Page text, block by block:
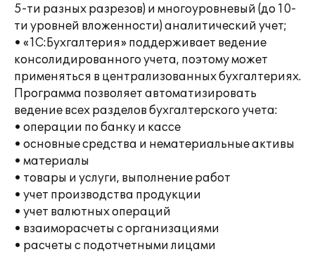
5-ти разных разрезов) и многоуровневый (до 10-
ти уровней вложенности) аналитический учет;
• «1С:Бухгалтерия» поддерживает ведение
консолидированного учета, поэтому может
применяться в централизованных бухгалтериях.
Программа позволяет автоматизировать
ведение всех разделов бухгалтерского учета:
• операции по банку и кассе
• основные средства и нематериальные активы
• материалы
• товары и услуги, выполнение работ
• учет производства продукции
• учет валютных операций
• взаиморасчеты с организациями
• расчеты с подотчетными лицами